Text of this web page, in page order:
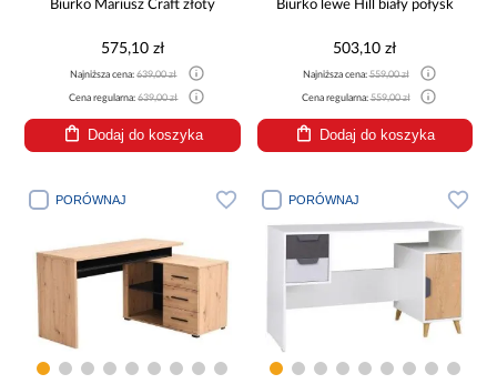
Biurko Mariusz Craft złoty
575,10 zł
Najniższa cena:639,00 zł
Cena regularna:639,00 zł
Dodaj do koszyka
Biurko lewe Hill biały połysk
503,10 zł
Najniższa cena:559,00 zł
Cena regularna:559,00 zł
Dodaj do koszyka
PORÓWNAJ PORÓWNAJ